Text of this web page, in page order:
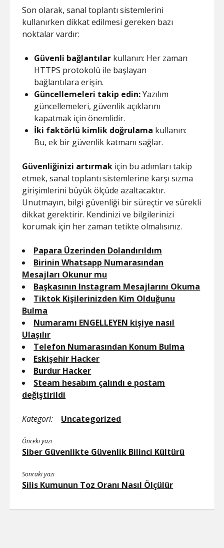
Son olarak, sanal toplantı sistemlerini
kullanırken dikkat edilmesi gereken bazı
noktalar vardır:
Güvenli bağlantılar kullanın: Her zaman
HTTPS protokolü ile başlayan
bağlantılara erişin.
Güncellemeleri takip edin:Yazılım
güncellemeleri, güvenlik açıklarını
kapatmak için önemlidir.
İki faktörlü kimlik doğrulama kullanın:
Bu, ek bir güvenlik katmanı sağlar.
Güvenliğinizi artırmak için bu adımları takip
etmek, sanal toplantı sistemlerine karşı sızma
girişimlerini büyük ölçüde azaltacaktır.
Unutmayın, bilgi güvenliği bir süreçtir ve sürekli
dikkat gerektirir. Kendinizi ve bilgilerinizi
korumak için her zaman tetikte olmalısınız.
Papara Üzerinden Dolandırıldım
Birinin Whatsapp Numarasından
Mesajları Okunur mu
Başkasının Instagram Mesajlarını Okuma
Tiktok Kişilerinizden Kim Olduğunu
Bulma
Numaramı ENGELLEYEN kişiye nasıl
Ulaşılır
Telefon Numarasından Konum Bulma
Eskişehir Hacker
Burdur Hacker
Steam hesabım çalındı e postam
değiştirildi
Kategori: Uncategorized
Önceki yazı
Siber Güvenlikte Güvenlik Bilinci Kültürü
Sonraki yazı
Silis Kumunun Toz Oranı Nasıl Ölçülür